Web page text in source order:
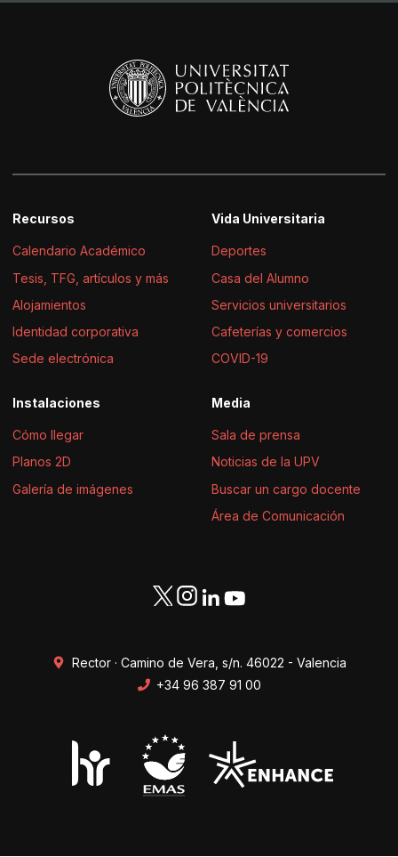
Recursos
Calendario Académico
Tesis, TFG, artículos y más
Alojamientos
Identidad corporativa
Sede electrónica
Vida Universitaria
Deportes
Casa del Alumno
Servicios universitarios
Cafeterías y comercios
COVID-19
Instalaciones
Cómo llegar
Planos 2D
Galería de imágenes
Media
Sala de prensa
Noticias de la UPV
Buscar un cargo docente
Área de Comunicación
Rector · Camino de Vera, s/n. 46022 - Valencia
+34 96 387 91 00